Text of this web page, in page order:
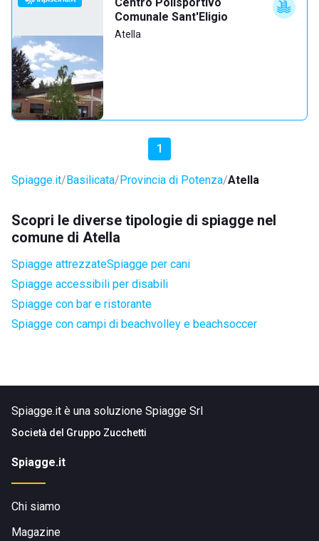
Comunale Sant'Eligio
Atella
1
Spiagge.it Basilicata Provincia di Potenza Atella
Scopri le diverse tipologie di spiagge nel
comune di Atella
Spiagge attrezzateSpiagge per cani
Spiagge accessibili per disabili
Spiagge con bar e ristorante
Spiagge con campi di beachvolley e beachsoccer
Spiagge.it è una soluzione Spiagge Srl
Società del Gruppo Zucchetti
Spiagge.it
Chi siamo
Magazine